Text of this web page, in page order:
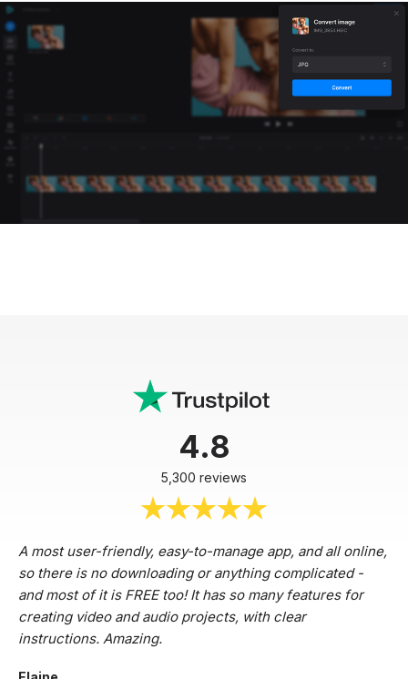
4.8
5,300 reviews
A most user-friendly, easy-to-manage app, and all online,
so there is no downloading or anything complicated -
and most of it is FREE too! It has so many features for
creating video and audio projects, with clear
instructions. Amazing.